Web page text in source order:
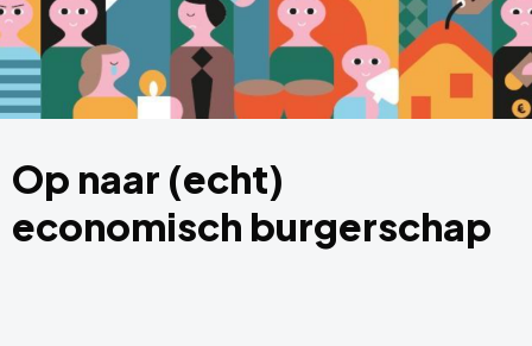
Op naar (echt)
economisch burgerschap